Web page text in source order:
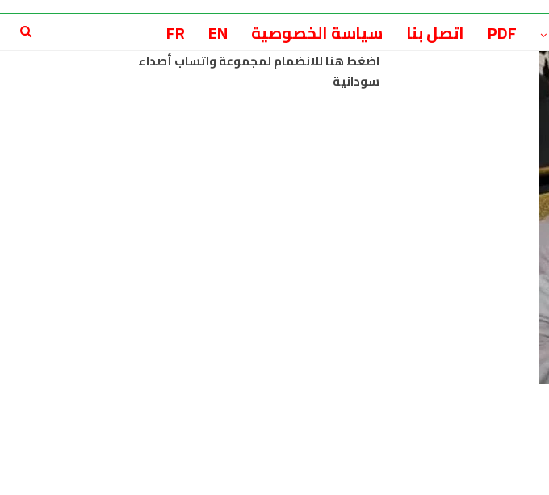
PDF اتصل بنا سياسة الخصوصية EN
FR
اضغط هنا للانضمام لمجموعة واتساب أصداء
سودانية